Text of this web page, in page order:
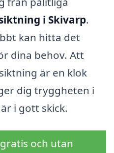
i Skivarp.
kan hitta det
dina behov. Att
är en klok
dig tryggheten i
i gott skick.
och utan